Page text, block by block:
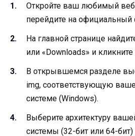
Откройте ваш любимый
перейдите на официальный
На главной странице
или «Downloads» и кликните
В открывшемся разделе
img, соответствующую
системе (Windows).
Выберите архитектуру
системы (32-бит или 64-